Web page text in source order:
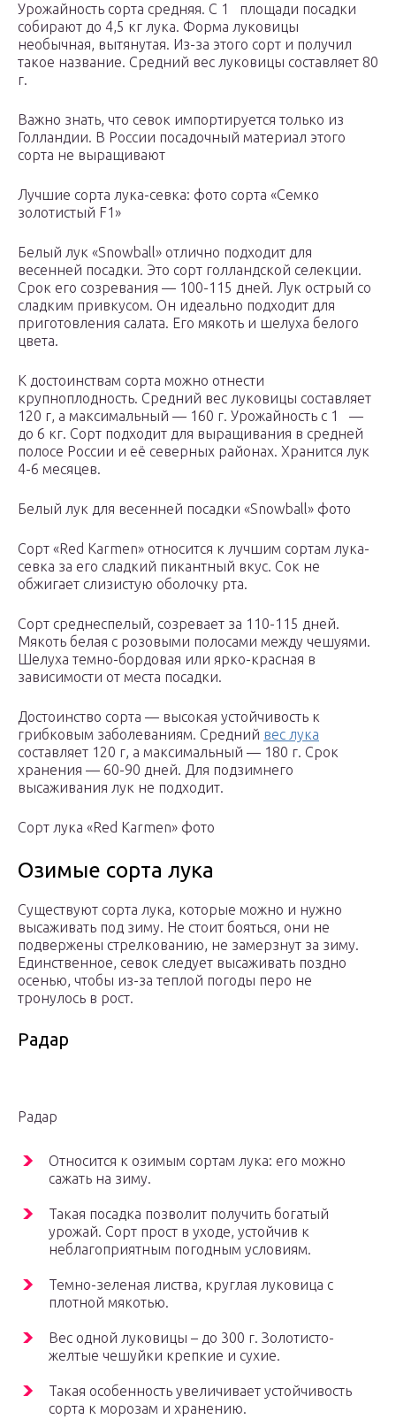
Урожайность сорта средняя. С 1 площади посадки
собирают до 4,5 кг лука. Форма луковицы
необычная, вытянутая. Из-за этого сорт и получил
такое название. Средний вес луковицы составляет 80
г.
Важно знать, что севок импортируется только из
Голландии. В России посадочный материал этого
сорта не выращивают
Лучшие сорта лука-севка: фото сорта «Семко
золотистый F1»
Белый лук «Snowball» отлично подходит для
весенней посадки. Это сорт голландской селекции.
Срок его созревания — 100-115 дней. Лук острый со
сладким привкусом. Он идеально подходит для
приготовления салата. Его мякоть и шелуха белого
цвета.
К достоинствам сорта можно отнести
крупноплодность. Средний вес луковицы составляет
120 г, а максимальный — 160 г. Урожайность с 1 —
до 6 кг. Сорт подходит для выращивания в средней
полосе России и её северных районах. Хранится лук
4-6 месяцев.
Белый лук для весенней посадки «Snowball» фото
Сорт «Red Karmen» относится к лучшим сортам лука-
севка за его сладкий пикантный вкус. Сок не
обжигает слизистую оболочку рта.
Сорт среднеспелый, созревает за 110-115 дней.
Мякоть белая с розовыми полосами между чешуями.
Шелуха темно-бордовая или ярко-красная в
зависимости от места посадки.
Достоинство сорта — высокая устойчивость к
грибковым заболеваниям. Средний вес лука
составляет 120 г, а максимальный — 180 г. Срок
хранения — 60-90 дней. Для подзимнего
высаживания лук не подходит.
Сорт лука «Red Karmen» фото
Озимые сорта лука
Существуют сорта лука, которые можно и нужно
высаживать под зиму. Не стоит бояться, они не
подвержены стрелкованию, не замерзнут за зиму.
Единственное, севок следует высаживать поздно
осенью, чтобы из-за теплой погоды перо не
тронулось в рост.
Радар
Радар
Относится к озимым сортам лука: его можно
сажать на зиму.
Такая посадка позволит получить богатый
урожай. Сорт прост в уходе, устойчив к
неблагоприятным погодным условиям.
Темно-зеленая листва, круглая луковица с
плотной мякотью.
Вес одной луковицы – до 300 г. Золотисто-
желтые чешуйки крепкие и сухие.
Такая особенность увеличивает устойчивость
сорта к морозам и хранению.